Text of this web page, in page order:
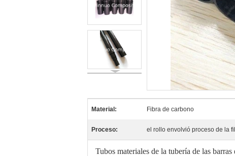
Material: Fibra de carbono
Proceso: el rollo envolvió proceso de la
Tubos materiales de la tubería de las